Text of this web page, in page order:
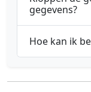
gegevens?
Hoe kan ik